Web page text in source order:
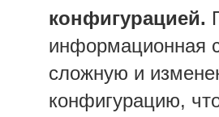
конфигурацией.
информационная
сложную и
конфигурацию,